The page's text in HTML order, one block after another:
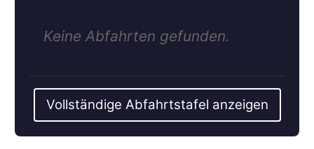
Keine Abfahrten gefunden.
Vollständige Abfahrtstafel anzeigen